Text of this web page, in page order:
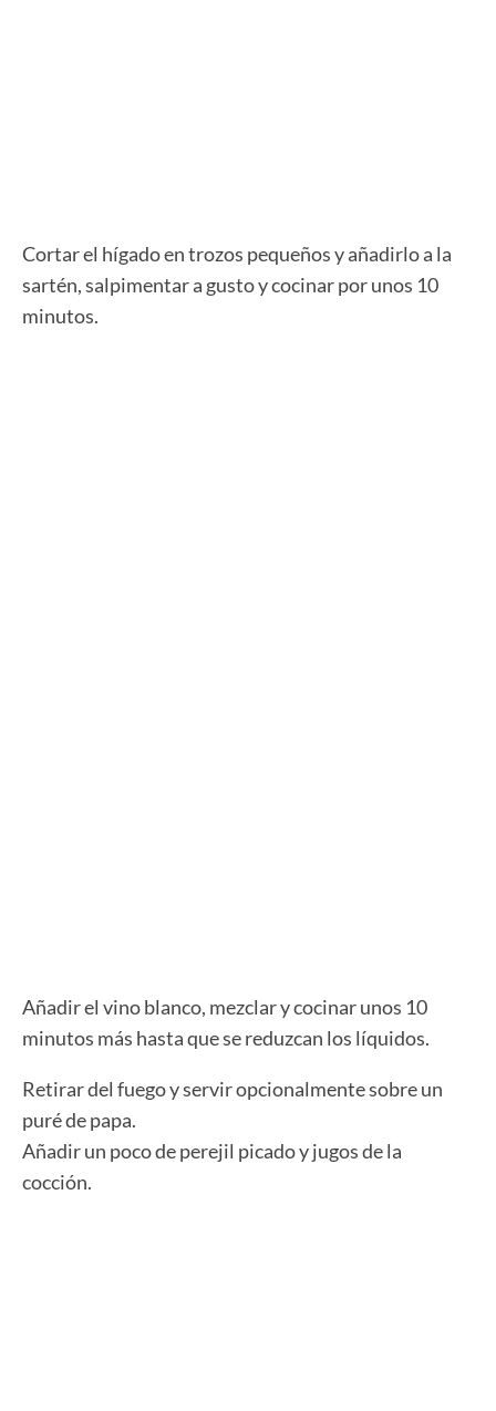
Cortar el hígado en trozos pequeños y añadirlo a la
sartén, salpimentar a gusto y cocinar por unos 10
minutos.
Añadir el vino blanco, mezclar y cocinar unos 10
minutos más hasta que se reduzcan los líquidos.
Retirar del fuego y servir opcionalmente sobre un
puré de papa.
Añadir un poco de perejil picado y jugos de la
cocción.